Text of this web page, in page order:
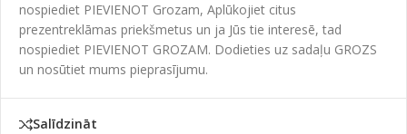
nospiediet PIEVIENOT Grozam, Aplūkojiet citus
prezentreklāmas priekšmetus un ja Jūs tie interesē, tad
nospiediet PIEVIENOT GROZAM. Dodieties uz sadaļu GROZS
un nosūtiet mums pieprasījumu.
Salīdzināt